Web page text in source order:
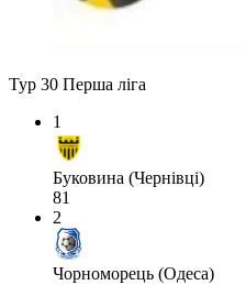
Тур 30 Перша ліга
1
Буковина (Чернівці)
81
2
Чорноморець (Одеса)